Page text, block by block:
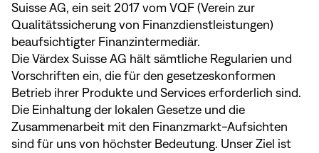
Suisse AG, ein seit 2017 vom VQF (Verein zur
Qualitätssicherung von Finanzdienstleistungen)
beaufsichtigter Finanzintermediär.
Die Värdex Suisse AG hält sämtliche Regularien und
Vorschriften ein, die für den gesetzeskonformen
Betrieb ihrer Produkte und Services erforderlich sind.
Die Einhaltung der lokalen Gesetze und die
Zusammenarbeit mit den Finanzmarkt-Aufsichten
sind für uns von höchster Bedeutung. Unser Ziel ist